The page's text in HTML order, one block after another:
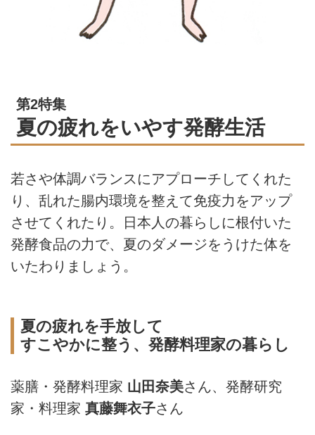
第2特集
夏の疲れをいやす発酵生活
若さや体調バランスにアプローチしてくれた
り、乱れた腸内環境を整えて免疫力をアップ
させてくれたり。日本人の暮らしに根付いた
発酵食品の力で、夏のダメージをうけた体を
いたわりましょう。
夏の疲れを手放して
すこやかに整う、発酵料理家の暮らし
薬膳・発酵料理家 山田奈美さん、発酵研究
家・料理家 真藤舞衣子さん